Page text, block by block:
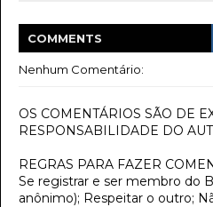
COMMENTS
Nenhum Comentário:
OS COMENTÁRIOS SÃO DE
RESPONSABILIDADE DO
REGRAS PARA FAZER
Se registrar e ser membro do
anônimo); Respeitar o outro;